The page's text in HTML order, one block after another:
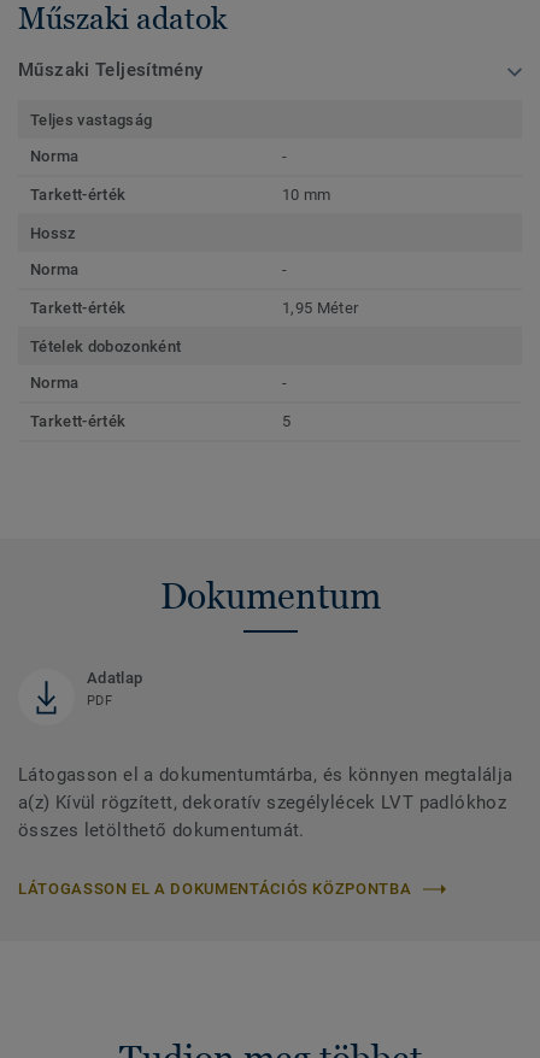
Műszaki adatok
Műszaki Teljesítmény
Teljes vastagság
Norma
-
Tarkett-érték 10 mm
Hossz
Norma
-
Tarkett-érték 1,95 Méter
Tételek dobozonként
Norma
-
Tarkett-érték 5
Dokumentum
Adatlap
PDF
Látogasson el a dokumentumtárba, és könnyen megtalálja
a(z) Kívül rögzített, dekoratív szegélylécek LVT padlókhoz
összes letölthető dokumentumát.
LÁTOGASSON EL A DOKUMENTÁCIÓS KÖZPONTBA